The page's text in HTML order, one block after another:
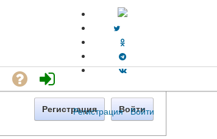
Регистрация · Войти
Регистрация Войти